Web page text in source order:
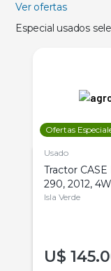
Ver ofertas
Especial usados
Ofertas
Usado
Tractor
290, 2012,
Isla Verde
U$